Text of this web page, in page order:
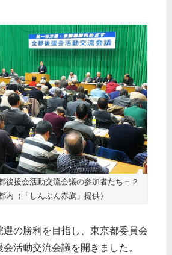
後援会活動交流会議の参加者たち＝２
内（「しんぶん赤旗」提供）
選の勝利を目指し、東京都委員会
活動交流会議を開きました。